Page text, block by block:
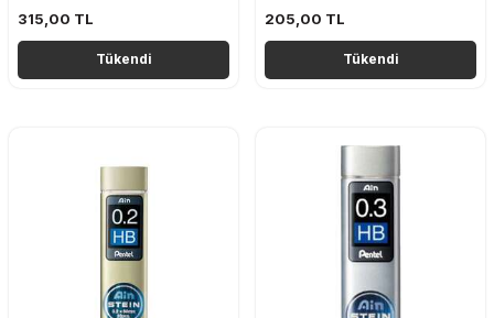
315,00 TL
Tükendi
205,00 TL
Tükendi